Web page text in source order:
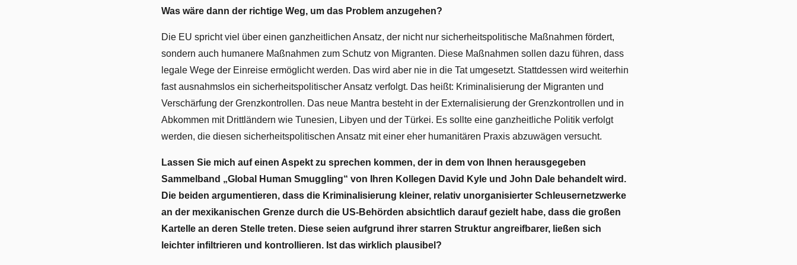
Was wäre dann der richtige Weg, um das Problem anzugehen?
Die EU spricht viel über einen ganzheitlichen Ansatz, der nicht nur sicherheitspolitische Maßnahmen fördert,
sondern auch humanere Maßnahmen zum Schutz von Migranten. Diese Maßnahmen sollen dazu führen, dass
legale Wege der Einreise ermöglicht werden. Das wird aber nie in die Tat umgesetzt. Stattdessen wird weiterhin
fast ausnahmslos ein sicherheitspolitischer Ansatz verfolgt. Das heißt: Kriminalisierung der Migranten und
Verschärfung der Grenzkontrollen. Das neue Mantra besteht in der Externalisierung der Grenzkontrollen und in
Abkommen mit Drittländern wie Tunesien, Libyen und der Türkei. Es sollte eine ganzheitliche Politik verfolgt
werden, die diesen sicherheitspolitischen Ansatz mit einer eher humanitären Praxis abzuwägen versucht.
Lassen Sie mich auf einen Aspekt zu sprechen kommen, der in dem von Ihnen herausgegeben
Sammelband „Global Human Smuggling“ von Ihren Kollegen David Kyle und John Dale behandelt wird.
Die beiden argumentieren, dass die Kriminalisierung kleiner, relativ unorganisierter Schleusernetzwerke
an der mexikanischen Grenze durch die US-Behörden absichtlich darauf gezielt habe, dass die großen
Kartelle an deren Stelle treten. Diese seien aufgrund ihrer starren Struktur angreifbarer, ließen sich
leichter infiltrieren und kontrollieren. Ist das wirklich plausibel?